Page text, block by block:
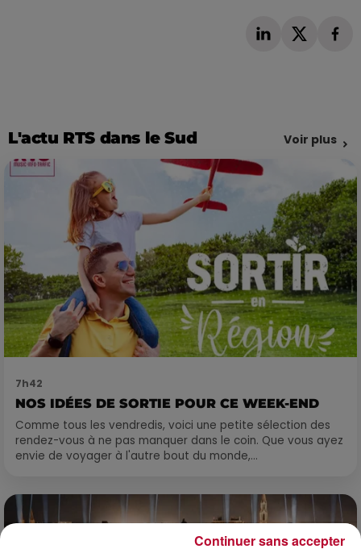
L'actu RTS dans le Sud Voir plus
7h42
NOS IDÉES DE SORTIE POUR CE WEEK-END
Comme tous les vendredis, voici une petite sélection des
rendez-vous à ne pas manquer dans le coin. Que vous ayez
envie de voyager à l'autre bout du monde,...
Continuer sans accepter